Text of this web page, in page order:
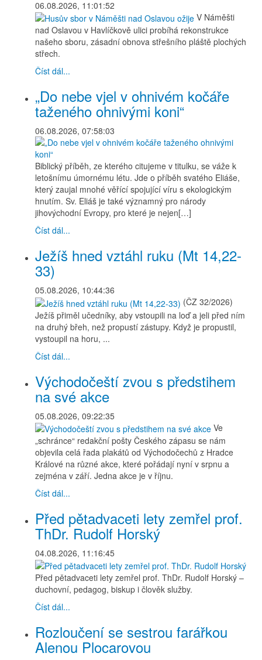
06.08.2026, 11:01:52
V Náměšti
nad Oslavou v Havlíčkově ulici probíhá rekonstrukce
našeho sboru, zásadní obnova střešního pláště plochých
střech.
Číst dál...
„Do nebe vjel v ohnivém kočáře
taženého ohnivými koni“
06.08.2026, 07:58:03
Biblický příběh, ze kterého citujeme v titulku, se váže k
letošnímu úmornému létu. Jde o příběh svatého Eliáše,
který zaujal mnohé věřící spojující víru s ekologickým
hnutím. Sv. Eliáš je také významný pro národy
jihovýchodní Evropy, pro které je nejen[…]
Číst dál...
Ježíš hned vztáhl ruku (Mt 14,22-
33)
05.08.2026, 10:44:36
(ČZ 32/2026)
Ježíš přiměl učedníky, aby vstoupili na loď a jeli před ním
na druhý břeh, než propustí zástupy. Když je propustil,
vystoupil na horu, ...
Číst dál...
Východočeští zvou s předstihem
na své akce
05.08.2026, 09:22:35
Ve
„schránce“ redakční pošty Českého zápasu se nám
objevila celá řada plakátů od Východočechů z Hradce
Králové na různé akce, které pořádají nyní v srpnu a
zejména v září. Jedna akce je v říjnu.
Číst dál...
Před pětadvaceti lety zemřel prof.
ThDr. Rudolf Horský
04.08.2026, 11:16:45
Před pětadvaceti lety zemřel prof. ThDr. Rudolf Horský –
duchovní, pedagog, biskup i člověk služby.
Číst dál...
Rozloučení se sestrou farářkou
Alenou Plocarovou